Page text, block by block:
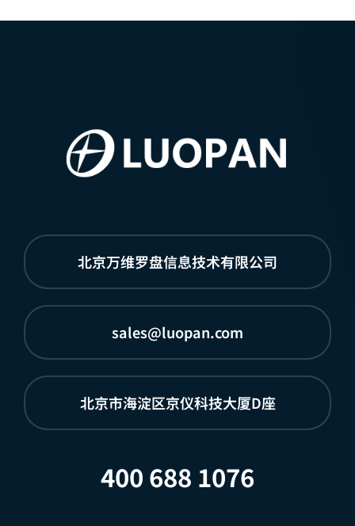
北京万维罗盘信息技术有限公司
sales@luopan.com
北京市海淀区京仪科技大厦D座
400 688 1076